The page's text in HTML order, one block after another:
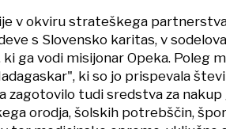
v okviru strateškega
s Slovensko karitas, v
ga vodi misijonar Opeka. Poleg
ki so jo prispevala
zagotovilo tudi sredstva za
orodja, šolskih potrebščin,